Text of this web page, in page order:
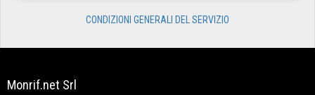
CONDIZIONI GENERALI DEL SERVIZIO
Monrif.net Srl